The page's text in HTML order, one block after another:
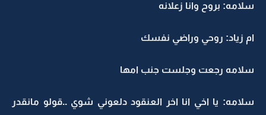
سلامه: بروح وانا زعلانه
ام زياد: روحي وراضي نفسك
سلامه رجعت وجلست جنب امها
سلامه: يا اخي انا اخر العنقود دلعوني شوي ..قولو مانقدر